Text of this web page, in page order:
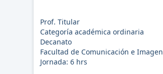
Prof. Titular
Categoría académica ordinaria
Decanato
Facultad de Comunicación e Imagen
Jornada:6 hrs